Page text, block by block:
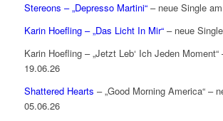
Stereons – „Depresso Martini“– neue Single
Karin Hoefling – „Das Licht In Mir“– neue
Karin Hoefling – „Jetzt Leb‘ Ich Jeden
19.06.26
Shattered Hearts – „Good Morning America“ –
05.06.26